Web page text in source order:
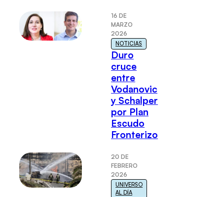
16 DE
MARZO
2026
NOTICIAS
Duro
cruce
entre
Vodanovic
y Schalper
por Plan
Escudo
Fronterizo
20 DE
FEBRERO
2026
UNIVERSO
AL DÍA